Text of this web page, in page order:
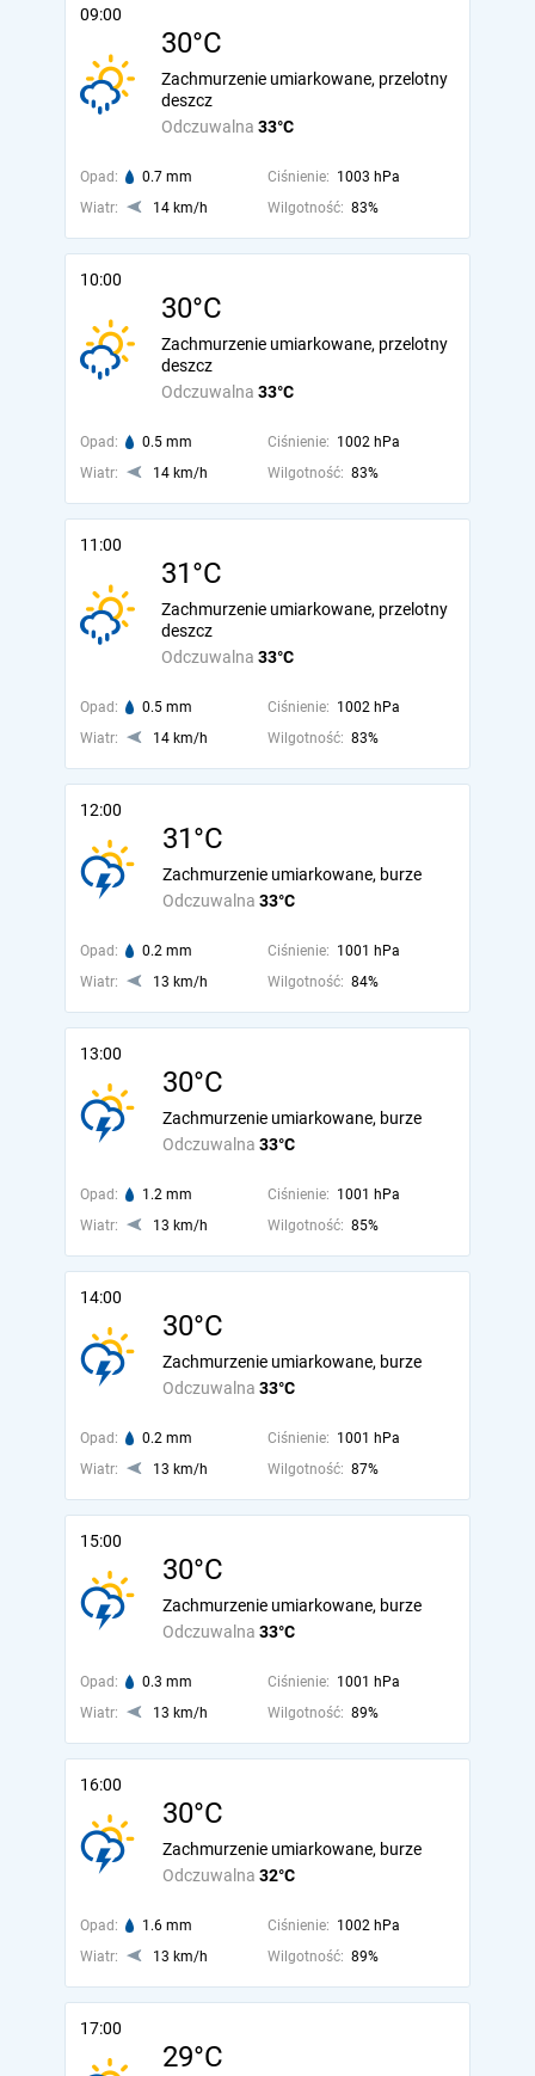
09:00
30°C
Odczuwalna 33°C
Zachmurzenie umiarkowane, przelotny
deszcz
Opad: 0.7 mm Ciśnienie: 1003 hPa
Wiatr:
14 km/h Wilgotność: 83%
10:00
30°C
Odczuwalna 33°C
Zachmurzenie umiarkowane, przelotny
deszcz
Opad: 0.5 mm Ciśnienie: 1002 hPa
Wiatr:
14 km/h Wilgotność: 83%
11:00
31°C
Odczuwalna 33°C
Zachmurzenie umiarkowane, przelotny
deszcz
Opad: 0.5 mm Ciśnienie: 1002 hPa
Wiatr:
14 km/h Wilgotność: 83%
12:00
31°C
Odczuwalna 33°C
Zachmurzenie umiarkowane, burze
Opad: 0.2 mm Ciśnienie: 1001 hPa
Wiatr:
13 km/h Wilgotność: 84%
13:00
30°C
Odczuwalna 33°C
Zachmurzenie umiarkowane, burze
Opad: 1.2 mm Ciśnienie: 1001 hPa
Wiatr:
13 km/h Wilgotność: 85%
14:00
30°C
Odczuwalna 33°C
Zachmurzenie umiarkowane, burze
Opad: 0.2 mm Ciśnienie: 1001 hPa
Wiatr:
13 km/h Wilgotność: 87%
15:00
30°C
Odczuwalna 33°C
Zachmurzenie umiarkowane, burze
Opad: 0.3 mm Ciśnienie: 1001 hPa
Wiatr:
13 km/h Wilgotność: 89%
16:00
30°C
Odczuwalna 32°C
Zachmurzenie umiarkowane, burze
Opad: 1.6 mm Ciśnienie: 1002 hPa
Wiatr:
13 km/h Wilgotność: 89%
17:00
29°C